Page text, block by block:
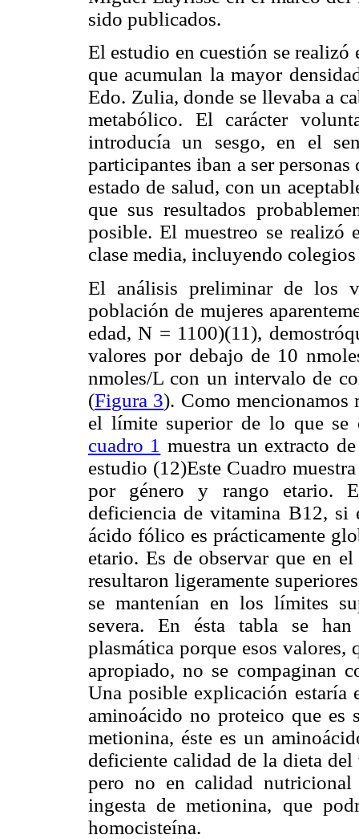
sido publicados.
El estudio en cuestión se realizó
que acumulan la mayor
Edo. Zulia, donde se llevaba a
metabólico. El carácter
introducía un sesgo, en el
participantes iban a ser
estado de salud, con un
que sus resultados
posible. El muestreo se realizó
clase media, incluyendo
El análisis preliminar de los
población de mujeres
edad, N = 1100)(11),
valores por debajo de 10
nmoles/L con un intervalo de
(Figura 3). Como mencionamos
el límite superior de lo que se
cuadro 1 muestra un extracto
estudio (12)Este Cuadro
por género y rango etario.
deficiencia de vitamina B12, si
ácido fólico es prácticamente
etario. Es de observar que en
resultaron ligeramente
se mantenían en los límites
severa. En ésta tabla se
plasmática porque esos
apropiado, no se compaginan
Una posible explicación estaría
aminoácido no proteico que es
metionina, éste es un
deficiente calidad de la dieta
pero no en calidad
ingesta de metionina, que
homocisteína.